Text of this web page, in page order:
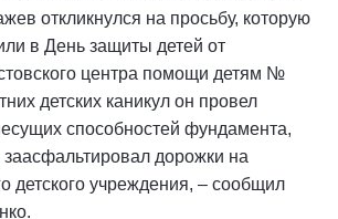
откликнулся на просьбу, которую
в День защиты детей от
центра помощи детям №
детских каникул он провел
способностей фундамента,
заасфальтировал дорожки на
детского учреждения, – сообщил